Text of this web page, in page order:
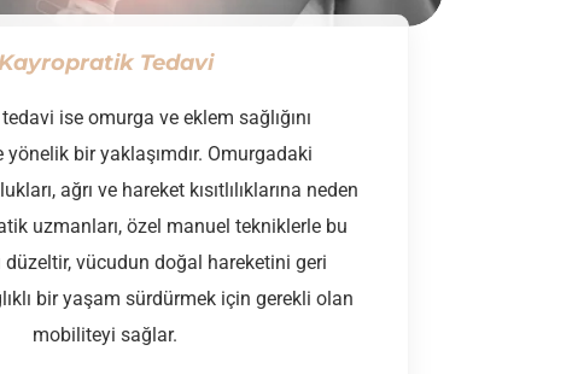
Tedavi
ise omurga ve eklem sağlığını
bir yaklaşımdır. Omurgadaki
ağrı ve hareket kısıtlılıklarına neden
uzmanları, özel manuel tekniklerle bu
düzeltir, vücudun doğal hareketini geri
bir yaşam sürdürmek için gerekli olan
mobiliteyi sağlar.